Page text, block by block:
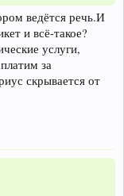
ведётся речь.И
и всё-такое?
услуги,
за
скрывается от